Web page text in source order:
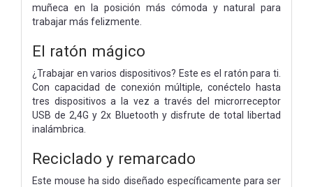
muñeca en la posición más cómoda y natural para
trabajar más felizmente.
El ratón mágico
¿Trabajar en varios dispositivos? Este es el ratón para ti.
Con capacidad de conexión múltiple, conéctelo hasta
tres dispositivos a la vez a través del microrreceptor
USB de 2,4G y 2x Bluetooth y disfrute de total libertad
inalámbrica.
Reciclado y remarcado
Este mouse ha sido diseñado específicamente para ser